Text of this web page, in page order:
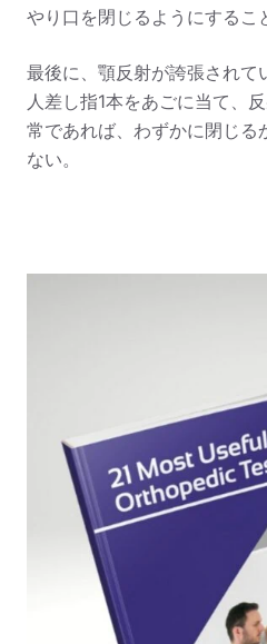
やり口を閉じるようにするこ
最後に、顎反射が誇張されて
人差し指1本をあごに当て、
常であれば、わずかに閉じる
ない。